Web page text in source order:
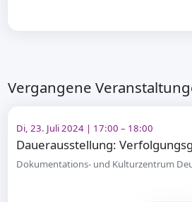
Vergangene
Di, 23. Juli 2024 | 17:00 – 18:00
Dokumentations- und Kulturzentrum